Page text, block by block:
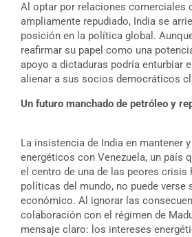
Al optar por relaciones comerciales
ampliamente repudiado, India se
posición en la política global.
reafirmar su papel como una
apoyo a dictaduras podría enturbiar
alienar a sus socios democráticos
Un futuro manchado de petróleo y
La insistencia de India en mantener
energéticos con Venezuela, un país
el centro de una de las peores crisis
políticas del mundo, no puede verse
económico. Al ignorar las
colaboración con el régimen de
mensaje claro: los intereses